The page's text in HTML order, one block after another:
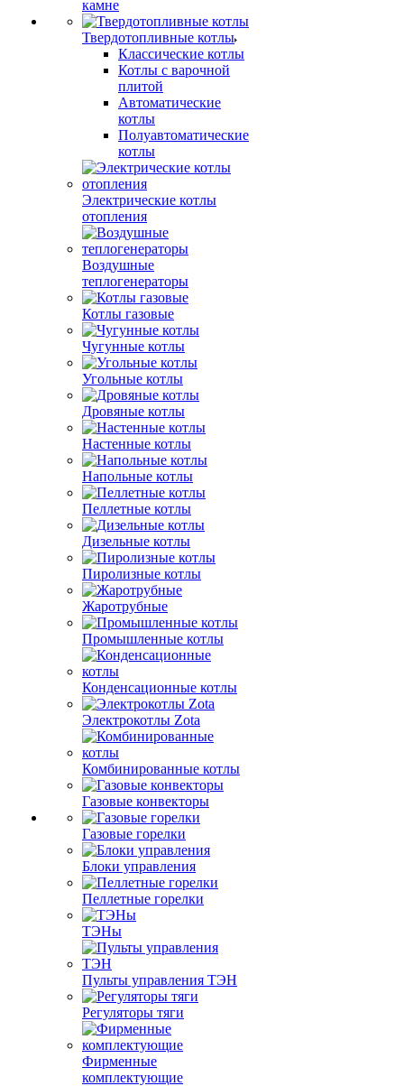
камне
Твердотопливные котлы
Классические котлы
Котлы с варочной
плитой
Автоматические
котлы
Полуавтоматические
котлы
Электрические котлы
отопления
Воздушные
теплогенераторы
Котлы газовые
Чугунные котлы
Угольные котлы
Дровяные котлы
Настенные котлы
Напольные котлы
Пеллетные котлы
Дизельные котлы
Пиролизные котлы
Жаротрубные
Промышленные котлы
Конденсационные котлы
Электрокотлы Zota
Комбинированные котлы
Газовые конвекторы
Газовые горелки
Блоки управления
Пеллетные горелки
ТЭНы
Пульты управления ТЭН
Регуляторы тяги
Фирменные
комплектующие